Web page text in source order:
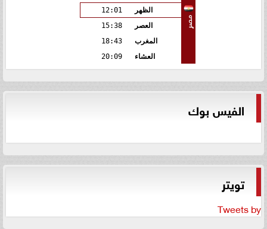
مصر
الظهر
12:01
العصر
15:38
المغرب
18:43
العشاء
20:09
الفيس بوك
تويتر
Tweets by